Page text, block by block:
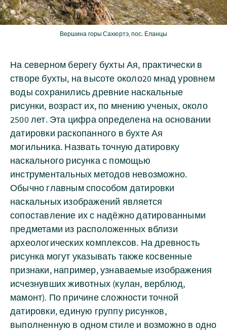
Вершина горы Сахюртэ, пос. Еланцы
На северном берегу бухты Ая, практически в
створе бухты, на высоте около20 мнад уровнем
воды сохранились древние наскальные
рисунки, возраст их, по мнению ученых, около
2500 лет. Эта цифра определена на основании
датировки раскопанного в бухте Ая
могильника. Назвать точную датировку
наскального рисунка с помощью
инструментальных методов невозможно.
Обычно главным способом датировки
наскальных изображений является
сопоставление их с надёжно датированными
предметами из расположенных вблизи
археологических комплексов. На древность
рисунка могут указывать также косвенные
признаки, например, узнаваемые изображения
исчезнувших животных (кулан, верблюд,
мамонт). По причине сложности точной
датировки, единую группу рисунков,
выполненную в одном стиле и возможно в одно